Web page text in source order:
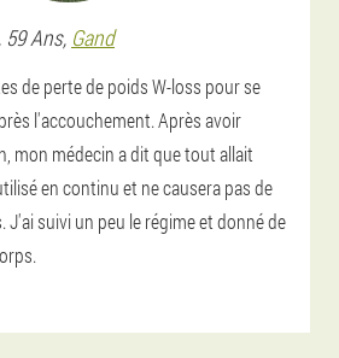
59 Ans, Gand
de perte de poids W-loss pour se
l'accouchement. Après avoir
mon médecin a dit que tout allait
en continu et ne causera pas de
J'ai suivi un peu le régime et donné de